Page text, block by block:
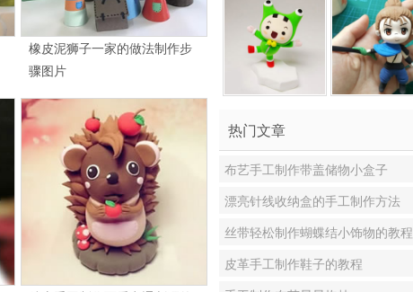
橡皮泥狮子一家的做法制作步
骤图片
热门文章
布艺手工制作带盖储物小盒子
漂亮针线收纳盒的手工制作方法
丝带轻松制作蝴蝶结小饰物的教程
皮革手工制作鞋子的教程